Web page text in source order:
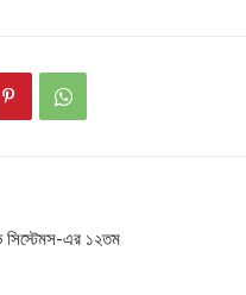
সিস্টেমস-এর ১২তম